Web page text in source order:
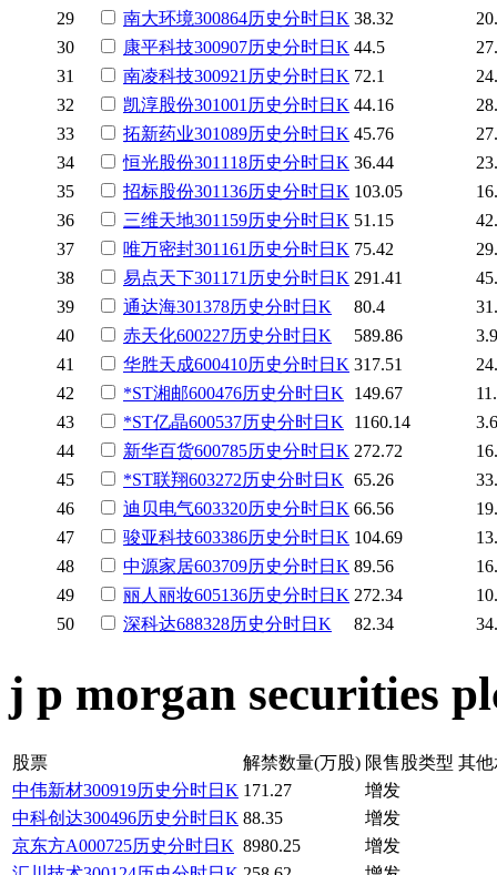
29
南大环境300864历史分时日K 38.32
30
康平科技300907历史分时日K 44.5
31
南凌科技300921 历史分时日K 72.1
32
凯淳股份301001 历史分时日K 44.16
33
拓新药业301089历史分时日K 45.76
34
恒光股份301118历史分时日K 36.44
35
招标股份301136历史分时日K 103.05
36
三维天地301159历史分时日K 51.15
37
唯万密封301161 历史分时日K 75.42
38
易点天下301171 历史分时日K 291.41
39
通达海301378历史分时日K 80.4
40
赤天化600227历史分时日K 589.86
41
华胜天成600410历史分时日K 317.51
42
*ST湘邮600476历史分时日K 149.67
43
*ST亿晶600537历史分时日K 1160.14
44
新华百货600785历史分时日K 272.72
45
*ST联翔603272历史分时日K 65.26
46
迪贝电气603320历史分时日K 66.56
47
骏亚科技603386历史分时日K 104.69
48
中源家居603709历史分时日K 89.56
49
丽人丽妆605136历史分时日K 272.34
50
深科达688328历史分时日K 82.34
j p morgan securities
股票 解禁数量(万股) 限售股类型 其
中伟新材300919历史分时日K 171.27
增发
中科创达300496历史分时日K 88.35
增发
京东方A000725历史分时日K 8980.25
增发